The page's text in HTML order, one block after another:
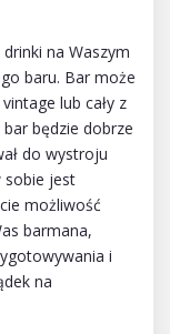
na Waszym
baru. Bar może
lub cały z
będzie dobrze
do wystroju
sobie jest
możliwość
barmana,
i
na